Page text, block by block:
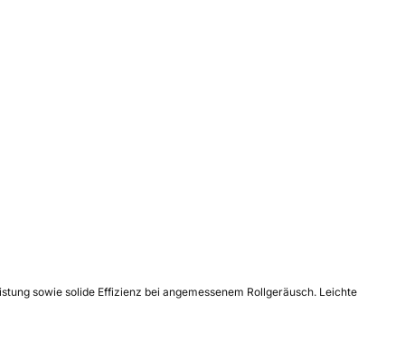
sowie solide Effizienz bei angemessenem Rollgeräusch. Leichte